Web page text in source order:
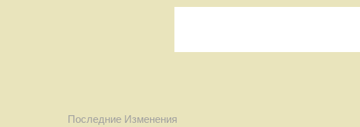
Последние Изменения